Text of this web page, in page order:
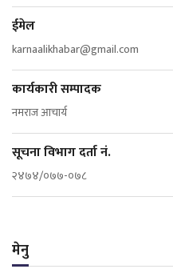
ईमेल
karnaalikhabar@gmail.com
कार्यकारी सम्पादक
नमराज आचार्य
सूचना विभाग दर्ता नं.
२४७४/०७७-०७८
मेनु